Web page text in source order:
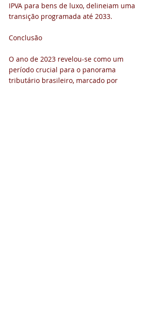
IPVA para bens de luxo, delineiam uma
transição programada até 2033.
Conclusão
O ano de 2023 revelou-se como um
período crucial para o panorama
tributário brasileiro, marcado por